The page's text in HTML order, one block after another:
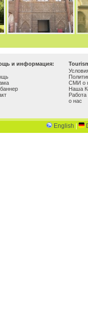
и информация:
СМИ о
Наша
Работа
о нас
English